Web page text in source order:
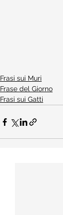
Frasi sui Muri
Frase del Giorno
Frasi sui Gatti